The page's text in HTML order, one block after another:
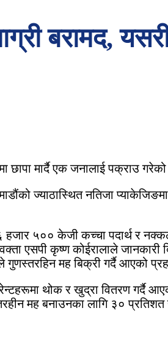
बरामद,
छापा मार्दै एक जनालाई पक्राउ
ज्याठास्थित नतिजा प्याकेजिङमा
५०० केजी कच्चा पदार्थ र
एसपी कृष्ण कोईरालाले
मह बिक्री गर्दै आएको
थोक र खुद्रा वितरण गर्दै
मह बनाउनका लागि ३०